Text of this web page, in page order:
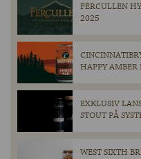
FERCULLEN
2025
HAPPY AMBER
EXKLUSIV
STOUT PÅ
WEST SIXTH